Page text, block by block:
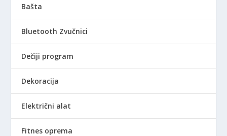
Bašta
Bluetooth Zvučnici
Dečiji program
Dekoracija
Električni alat
Fitnes oprema